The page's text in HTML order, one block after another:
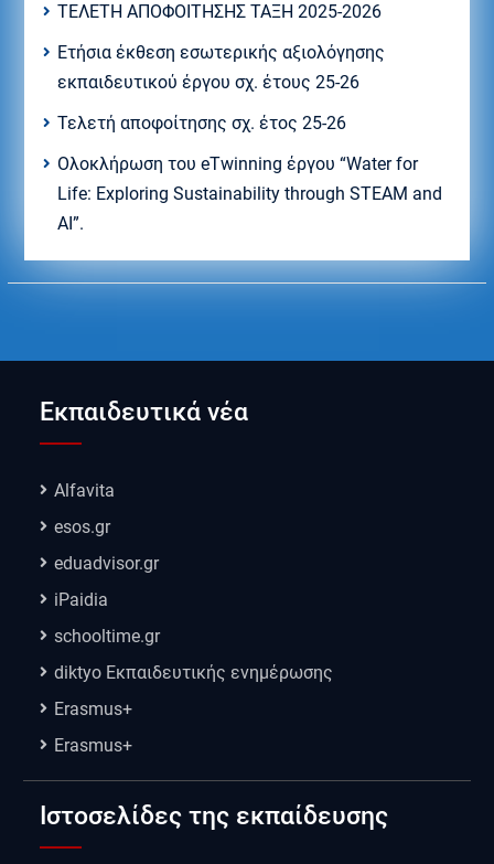
ΤΕΛΕΤΗ ΑΠΟΦΟΙΤΗΣΗΣ ΤΑΞΗ 2025-2026
Ετήσια έκθεση εσωτερικής αξιολόγησης
εκπαιδευτικού έργου σχ. έτους 25-26
Τελετή αποφοίτησης σχ. έτος 25-26
Ολοκλήρωση του eTwinning έργου “Water for
Life: Exploring Sustainability through STEAM and
AI”.
Εκπαιδευτικά νέα
Alfavita
esos.gr
eduadvisor.gr
iPaidia
schooltime.gr
diktyo Εκπαιδευτικής ενημέρωσης
Erasmus+
Erasmus+
Ιστοσελίδες της εκπαίδευσης